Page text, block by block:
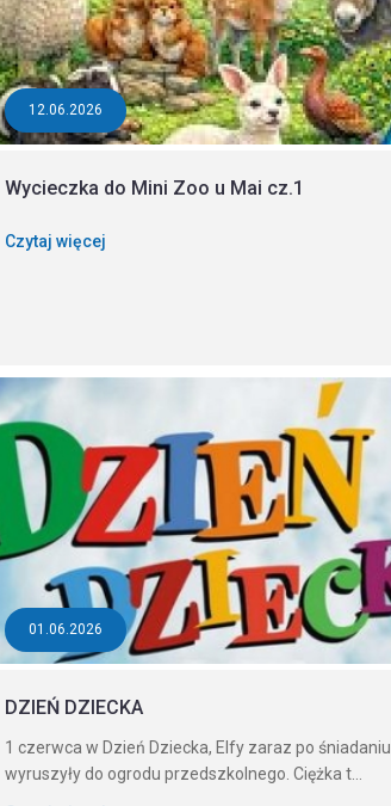
12.06.2026
Wycieczka do Mini Zoo u Mai cz.1
Czytaj więcej
01.06.2026
DZIEŃ DZIECKA
1 czerwca w Dzień Dziecka, Elfy zaraz po śniadaniu
wyruszyły do ogrodu przedszkolnego. Ciężka t...